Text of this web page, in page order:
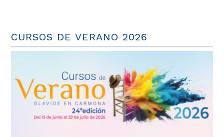
CURSOS DE VERANO 2026